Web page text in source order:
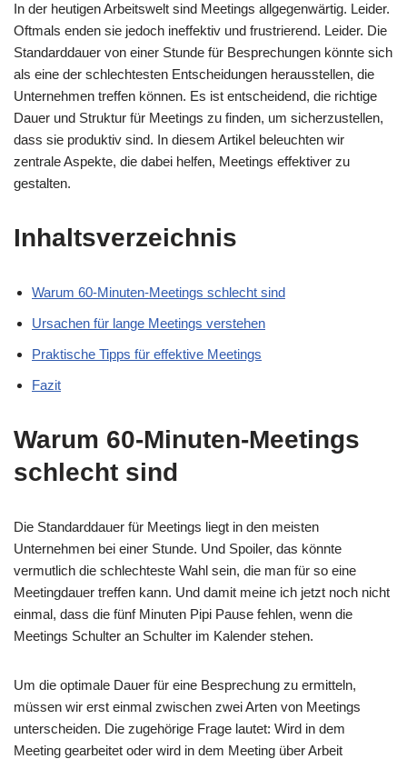
In der heutigen Arbeitswelt sind Meetings allgegenwärtig. Leider.
Oftmals enden sie jedoch ineffektiv und frustrierend. Leider. Die
Standarddauer von einer Stunde für Besprechungen könnte sich
als eine der schlechtesten Entscheidungen herausstellen, die
Unternehmen treffen können. Es ist entscheidend, die richtige
Dauer und Struktur für Meetings zu finden, um sicherzustellen,
dass sie produktiv sind. In diesem Artikel beleuchten wir
zentrale Aspekte, die dabei helfen, Meetings effektiver zu
gestalten.
Inhaltsverzeichnis
Warum 60-Minuten-Meetings schlecht sind
Ursachen für lange Meetings verstehen
Praktische Tipps für effektive Meetings
Fazit
Warum 60-Minuten-Meetings
schlecht sind
Die Standarddauer für Meetings liegt in den meisten
Unternehmen bei einer Stunde. Und Spoiler, das könnte
vermutlich die schlechteste Wahl sein, die man für so eine
Meetingdauer treffen kann. Und damit meine ich jetzt noch nicht
einmal, dass die fünf Minuten Pipi Pause fehlen, wenn die
Meetings Schulter an Schulter im Kalender stehen.
Um die optimale Dauer für eine Besprechung zu ermitteln,
müssen wir erst einmal zwischen zwei Arten von Meetings
unterscheiden. Die zugehörige Frage lautet: Wird in dem
Meeting gearbeitet oder wird in dem Meeting über Arbeit